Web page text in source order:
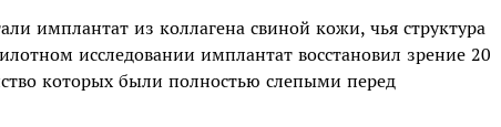
имплантат из коллагена свиной кожи, чья структура
исследовании имплантат восстановил зрение 20
которых были полностью слепыми перед